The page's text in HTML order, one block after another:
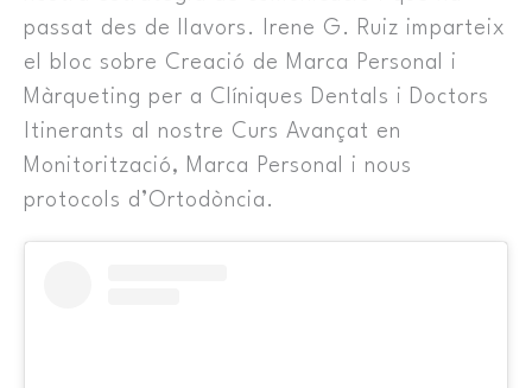
passat des de llavors. Irene G. Ruiz imparteix
el bloc sobre Creació de Marca Personal i
Màrqueting per a Clíniques Dentals i Doctors
Itinerants al nostre Curs Avançat en
Monitorització, Marca Personal i nous
protocols d’Ortodòncia.